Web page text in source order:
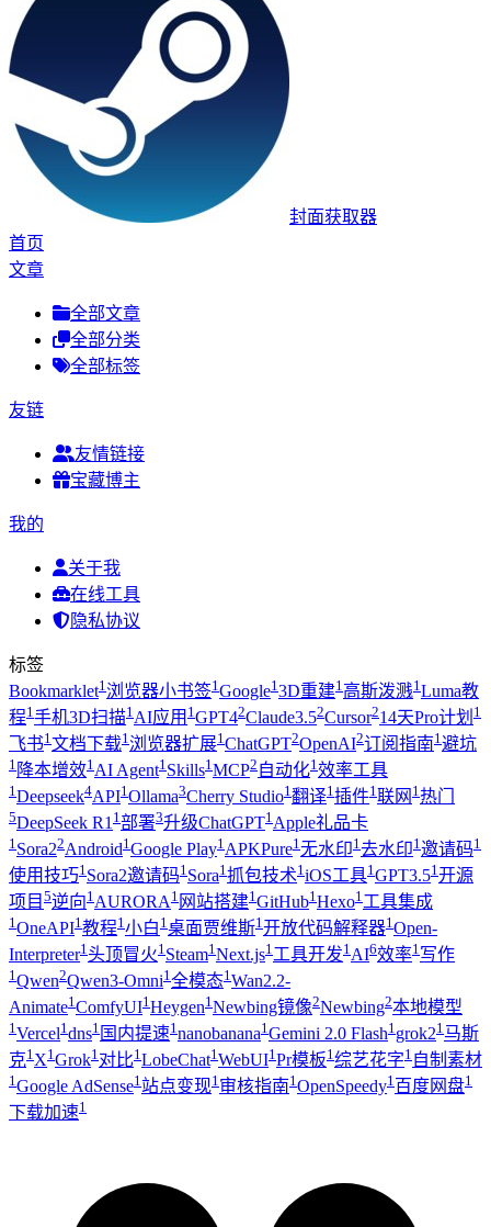
封面获取器
首页
文章
全部文章
全部分类
全部标签
友链
友情链接
宝藏博主
我的
关于我
在线工具
隐私协议
标签
Bookmarklet1 浏览器小书签1 Google1 3D重建1 高斯泼溅1 Luma教
程1 手机3D扫描1 AI应用 1 GPT42Claude3.52Cursor214天Pro计划 1
飞书1 文档下载1 浏览器扩展1 ChatGPT2OpenAI2订阅指南1 避坑
1 降本增效1 AI Agent1 Skills1 MCP2 自动化1 效率工具
1 Deepseek4API1 Ollama3Cherry Studio1 翻译1 插件1 联网 1 热门
5DeepSeek R1 1 部署3升级ChatGPT1 Apple礼品卡
1 Sora22Android1 Google Play1 APKPure1 无水印1 去水印1 邀请码1
使用技巧1 Sora2邀请码1 Sora1 抓包技术1 iOS工具1 GPT3.51 开源
项目 5逆向1 AURORA 1 网站搭建1 GitHub1 Hexo1 工具集成
1 OneAPI1 教程1 小白 1 桌面贾维斯1 开放代码解释器1 Open-
Interpreter1 头顶冒火1 Steam1 Next.js1 工具开发1 AI6效率1 写作
1 Qwen2Qwen3-Omni1 全模态1 Wan2.2-
Animate1 ComfyUI1 Heygen1 Newbing镜像2Newbing2本地模型
1 Vercel1 dns1 国内提速1 nanobanana1 Gemini 2.0 Flash1 grok21 马斯
克1 X1 Grok1 对比1 LobeChat1 WebUI1 Pr模板1 综艺花字1 自制素材
1 Google AdSense1 站点变现1 审核指南1 OpenSpeedy1 百度网盘1
下载加速1